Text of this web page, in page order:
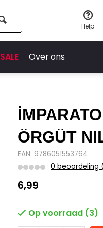
Help
SALE Over ons
ÖRGÜT
EAN: 9786051553764
0 beoordeling
6,99
Op voorraad (3)